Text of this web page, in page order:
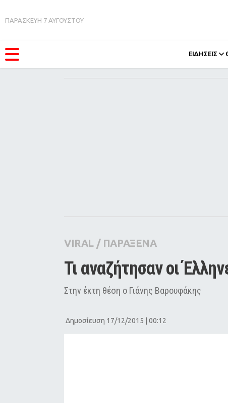
ΠΑΡΑΣΚΕΥΗ 7 ΑΥΓΟΥΣΤΟΥ
ΕΙΔΗΣΕΙΣ
Pop Culture
Agenda
VIRAL / ΠΑΡΑΞΕΝΑ
Τι αναζήτησαν οι
Στην έκτη θέση ο Γιάνης Βαρουφάκης
Δημοσίευση 17/12/2015 | 00:12